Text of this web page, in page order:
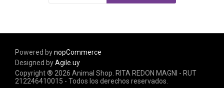
Powered bynopCommerce
Designed byAgile.uy
Copyright ® 2026 Animal Shop. RITA REDON MAGNI - RUT
212246410015 - Todos los derechos reservados.